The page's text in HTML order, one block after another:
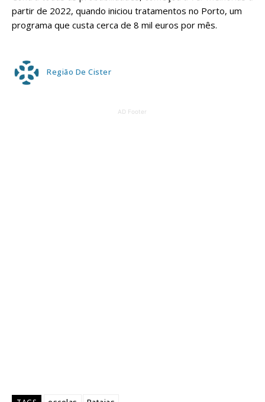
partir de 2022, quando iniciou tratamentos no Porto, um
programa que custa cerca de 8 mil euros por mês.
Região De Cister
AD Footer